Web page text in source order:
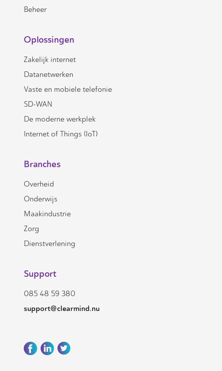
Beheer
Oplossingen
Zakelijk internet
Datanetwerken
Vaste en mobiele telefonie
SD-WAN
De moderne werkplek
Internet of Things (IoT)
Branches
Overheid
Onderwijs
Maakindustrie
Zorg
Dienstverlening
Support
085 48 59 380
support@clearmind.nu